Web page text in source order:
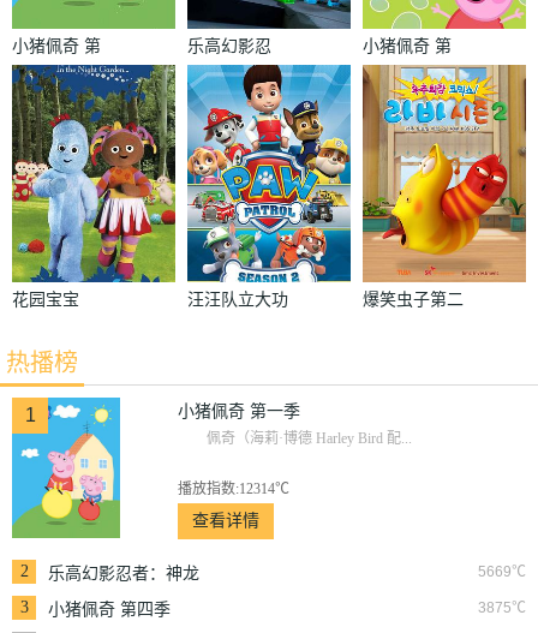
小猪佩奇 第
一季
乐高幻影忍
者：神龙崛起
小猪佩奇 第
四季
花园宝宝
汪汪队立大功
爆笑虫子第二
热播榜
1 小猪佩奇 第一季
佩奇（海莉·博德 Harley Bird 配...
播放指数:12314℃
查看详情
2 5669℃
乐高幻影忍者：神龙
崛起
3 3875℃
小猪佩奇 第四季